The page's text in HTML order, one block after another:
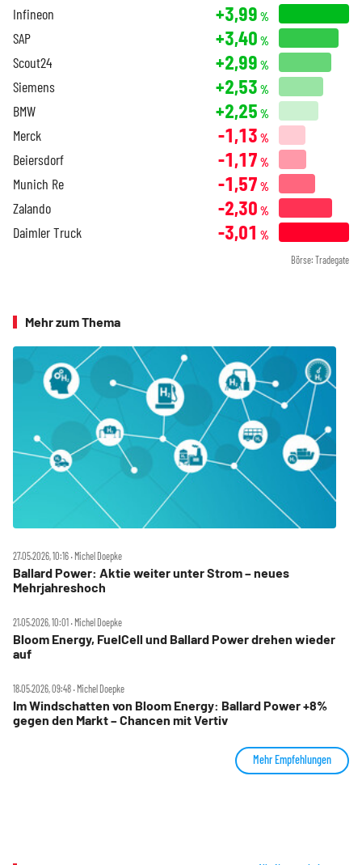
Infineon +3,99 %
SAP +3,40 %
Scout24 +2,99 %
Siemens +2,53 %
BMW +2,25 %
Merck -1,13 %
Beiersdorf -1,17 %
Munich Re -1,57 %
Zalando -2,30 %
Daimler Truck -3,01 %
Börse: Tradegate
Mehr zum Thema
27.05.2026, 10:16 ‧ Michel Doepke
Ballard Power: Aktie weiter unter Strom – neues
Mehrjahreshoch
21.05.2026, 10:01 ‧ Michel Doepke
Bloom Energy, FuelCell und Ballard Power drehen wieder
auf
18.05.2026, 09:48 ‧ Michel Doepke
Im Windschatten von Bloom Energy: Ballard Power +8%
gegen den Markt – Chancen mit Vertiv
Mehr Empfehlungen